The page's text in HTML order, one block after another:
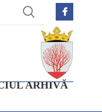
ARHIVĂ